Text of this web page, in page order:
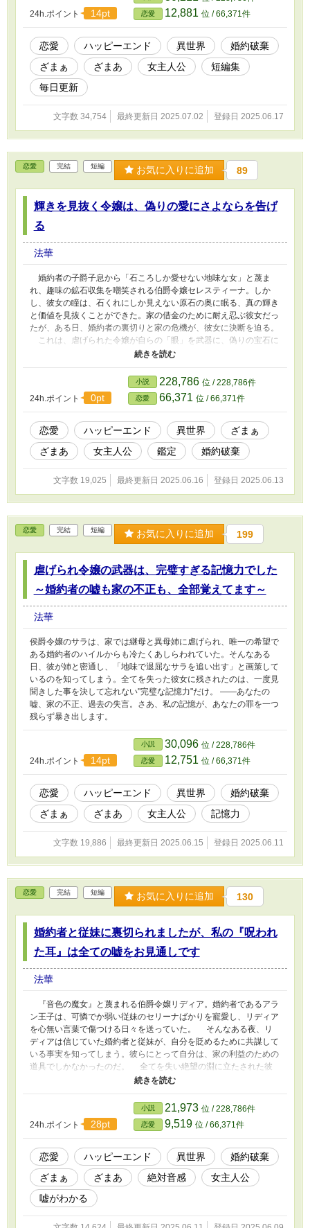
24h.ポイント 14pt 恋愛 12,881 位 / 66,371件
恋愛 ハッピーエンド 異世界
婚約破棄
ざまぁ
ざまあ 女主人公
短編集
毎日更新
文字数 34,754 最終更新日 2025.07.02 登録日 2025.06.17
恋愛 完結 短編 お気に入りに追加 89
輝きを見抜く令嬢は、偽りの愛にさよならを告げ
る
法華
婚約者の子爵子息から「石ころしか愛せない地味な女」と蔑ま
れ、趣味の鉱石収集を嘲笑される伯爵令嬢セレスティーナ。しか
し、彼女の瞳は、石くれにしか見えない原石の奥に眠る、真の輝き
と価値を見抜くことができた。家の借金のために耐え忍ぶ彼女だっ
たが、ある日、婚約者の裏切りと家の危機が、彼女に決断を迫る。
これは、虐げられた令嬢が自らの「眼」を武器に、偽りの宝石に
飾られた者たちの嘘を暴き、国の未来さえも動かす真の輝きを手に
入れるまでの逆転物語。
24h.ポイント 0pt
小説 228,786 位 / 228,786件
恋愛 66,371 位 / 66,371件
恋愛 ハッピーエンド 異世界
ざまぁ
ざまあ
女主人公 鑑定 婚約破棄
文字数 19,025 最終更新日 2025.06.16 登録日 2025.06.13
恋愛 完結 短編 お気に入りに追加 199
虐げられ令嬢の武器は、完璧すぎる記憶力でした
～婚約者の嘘も家の不正も、全部覚えてます～
法華
侯爵令嬢のサラは、家では継母と異母姉に虐げられ、唯一の希望で
ある婚約者のハイルからも冷たくあしらわれていた。そんなある
日、彼が姉と密通し、「地味で退屈なサラを追い出す」と画策して
いるのを知ってしまう。全てを失った彼女に残されたのは、一度見
聞きした事を決して忘れない"完璧な記憶力"だけ。 ――あなたの
嘘、家の不正、過去の失言。さあ、私の記憶が、あなたの罪を一つ
残らず暴き出します。
24h.ポイント 14pt
小説 30,096 位 / 228,786件
恋愛 12,751 位 / 66,371件
恋愛 ハッピーエンド 異世界
婚約破棄
ざまぁ
ざまあ 女主人公 記憶力
文字数 19,886 最終更新日 2025.06.15 登録日 2025.06.11
恋愛 完結 短編 お気に入りに追加 130
婚約者と従妹に裏切られましたが、私の『呪われ
た耳』は全ての嘘をお見通しです
法華
『音色の魔女』と蔑まれる伯爵令嬢リディア。婚約者であるアラ
ン王子は、可憐でか弱い従妹のセリーナばかりを寵愛し、リディア
を心無い言葉で傷つける日々を送っていた。 そんなある夜、リ
ディアは信じていた婚約者と従妹が、自分を貶めるために共謀して
いる事実を知ってしまう。彼らにとって自分は、家の利益のための
道具でしかなかったのだ。 全てを失い絶望の淵に立たされた彼
女だったが、その裏切りこそが、彼女を新たな出会いと覚醒へと導
く序曲となる。 忌み嫌われた呪いの力で、嘘で塗り固められた
偽りの旋律に終止符を打つ時、自分を裏切った者たちが耳にするの
は、破滅へのレクイエム。 これは、不遇の令嬢が真実の音色を
見つけ、本当の幸せを掴むまでの逆転の物語。
24h.ポイント 28pt
小説 21,973 位 / 228,786件
恋愛 9,519 位 / 66,371件
恋愛 ハッピーエンド 異世界
婚約破棄
ざまぁ
ざまあ 絶対音感
女主人公
嘘がわかる